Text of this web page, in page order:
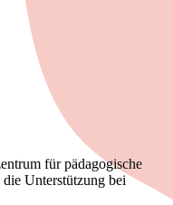
für pädagogische
Unterstützung bei